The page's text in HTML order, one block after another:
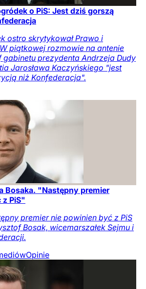
o PiS: Jest dziś gorszą
ostro skrytykował Prawo i
piątkowej rozmowie na antenie
gabinetu prezydenta Andrzeja Dudy
Jarosława Kaczyńskiego "jest
niż Konfederacja".
Bosaka. "Następny premier
z PiS"
premier nie powinien być z PiS
Bosak, wicemarszałek Sejmu i
Opinie